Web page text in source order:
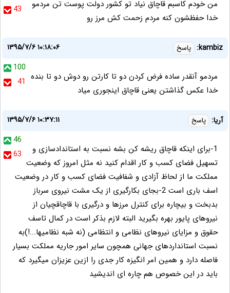
43
من خودم كاسبم قاچاق نیاد تو كشور دولت پوست تن مردمو
خدا حفظشون كنه مردم زحمت كش مرز رو
kambiz: پاسخ
۱۳۹۵/۷/۶ ۱۰:۱۸:۰۶
100
41 مردمو آنقدر ساده فرض کردن دو تا کارتن رو دوش دو تا بنده
خدا عکس گذاشتن یعنی قاچاق اینجوری میاد
آریا: پاسخ
۱۳۹۵/۷/۶ ۱۰:۳۷:۱۱
46
63
1-برای اینکه قاچاق ریشه کن بشه نسبت به استاندادسازی و
تسهیل فضای کسب و کار اقدام کنید نه مثل امروز که وضعیت
مملکت ما از لحاظ آزادی و شفافیت فضای کسب و کار در وضعیت
اسف باری است 2-بجای بکارگیری از یک مشت نیروی سرباز
بدبخت و بیچاره برای کنترل مرزها و درگیری با قاچاقچیان از
نیروهای پایور بهره بگیرید البته لازم بذکر است در کمال تاسف
حقوق و مزایای نیروهای نظامی و انتظامی (نه شبه نظامیها...!)به
نسبت استانداردهای جهانی همچون سایر امور جاریه مملکت بسیار
فاصله دارد و همین امر انگیزه کار جدی را ازین عزیزان میگیرد که
باید در این خصوص هم چاره ای اندیشید